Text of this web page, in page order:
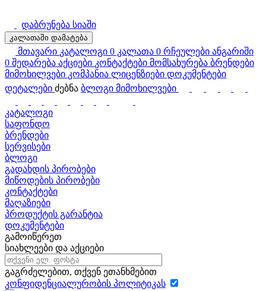
დაბრუნება სიაში
კალათაში დამატება
მთავარი კატალოგი 0 კალათა 0 რჩეულები ანგარიში
0 შედარება აქციები კონტაქტები მომსახურება ბრენდები
მიმოხილვები კომპანია ლიცენზიები დოკუმენტები
დეტალები ძებნა ბლოგი მიმოხილვები
კატალოგი
საფონდო
ბრენდები
სერვისები
ბლოგი
გადახდის პირობები
მიწოდების პირობები
კონტაქტები
მაღაზიები
პროდუქტის გარანტია
დოკუმენტები
გამოიწერეთ
სიახლეები და აქციები
გაგრძელებით, თქვენ ეთანხმებით
კონფიდენციალურობის პოლიტიკას